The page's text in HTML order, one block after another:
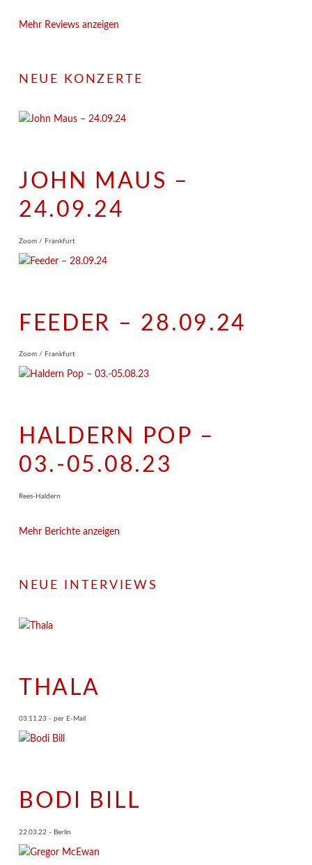
Mehr Reviews anzeigen
NEUE KONZERTE
JOHN MAUS –
24.09.24
Zoom / Frankfurt
FEEDER – 28.09.24
Zoom / Frankfurt
HALDERN POP –
03.-05.08.23
Rees-Haldern
Mehr Berichte anzeigen
NEUE INTERVIEWS
THALA
03.11.23 - per E-Mail
BODI BILL
22.03.22 - Berlin